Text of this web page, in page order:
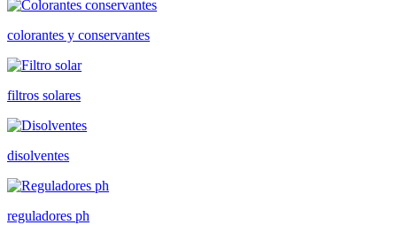
colorantes y conservantes
filtros solares
disolventes
reguladores ph